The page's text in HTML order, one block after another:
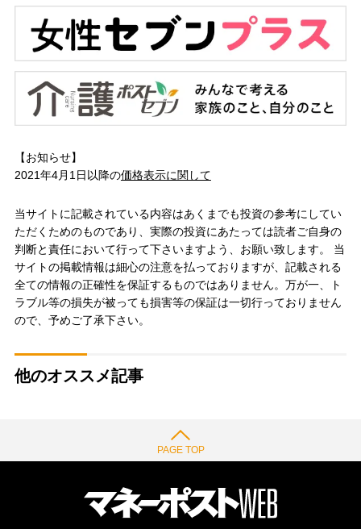
【お知らせ】
2021年4月1日以降の価格表示に関して
当サイトに記載されている内容はあくまでも投資の参考にしてい
ただくためのものであり、実際の投資にあたっては読者ご自身の
判断と責任において行って下さいますよう、お願い致します。 当
サイトの掲載情報は細心の注意を払っておりますが、記載される
全ての情報の正確性を保証するものではありません。万が一、ト
ラブル等の損失が被っても損害等の保証は一切行っておりません
ので、予めご了承下さい。
他のオススメ記事
PAGE TOP